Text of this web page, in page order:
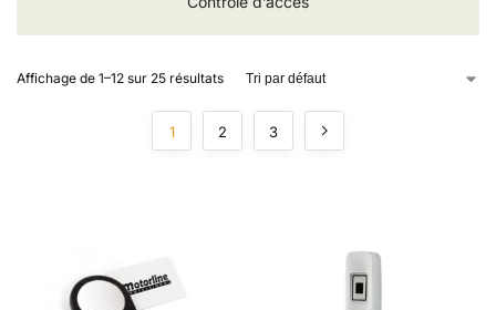
Affichage de 1–12 sur 25 résultats
1 2 3